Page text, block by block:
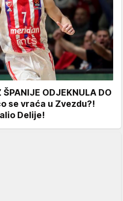
ŠPANIJE ODJEKNULA DO
se vraća u Zvezdu?!
Delije!